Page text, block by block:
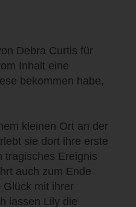
Debra Curtis für
Inhalt eine
bekommen habe,
kleinen Ort an der
sie dort ihre erste
tragisches Ereignis
auch zum Ende
Glück mit ihrer
lassen Lily die